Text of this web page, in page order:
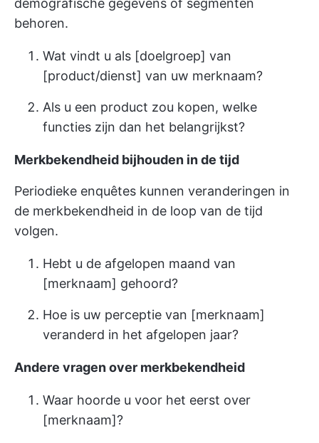
demografische gegevens of segmenten
behoren.
Wat vindt u als [doelgroep] van
[product/dienst] van uw merknaam?
Als u een product zou kopen, welke
functies zijn dan het belangrijkst?
Merkbekendheid bijhouden in de tijd
Periodieke enquêtes kunnen veranderingen in
de merkbekendheid in de loop van de tijd
volgen.
Hebt u de afgelopen maand van
[merknaam] gehoord?
Hoe is uw perceptie van [merknaam]
veranderd in het afgelopen jaar?
Andere vragen over merkbekendheid
Waar hoorde u voor het eerst over
[merknaam]?